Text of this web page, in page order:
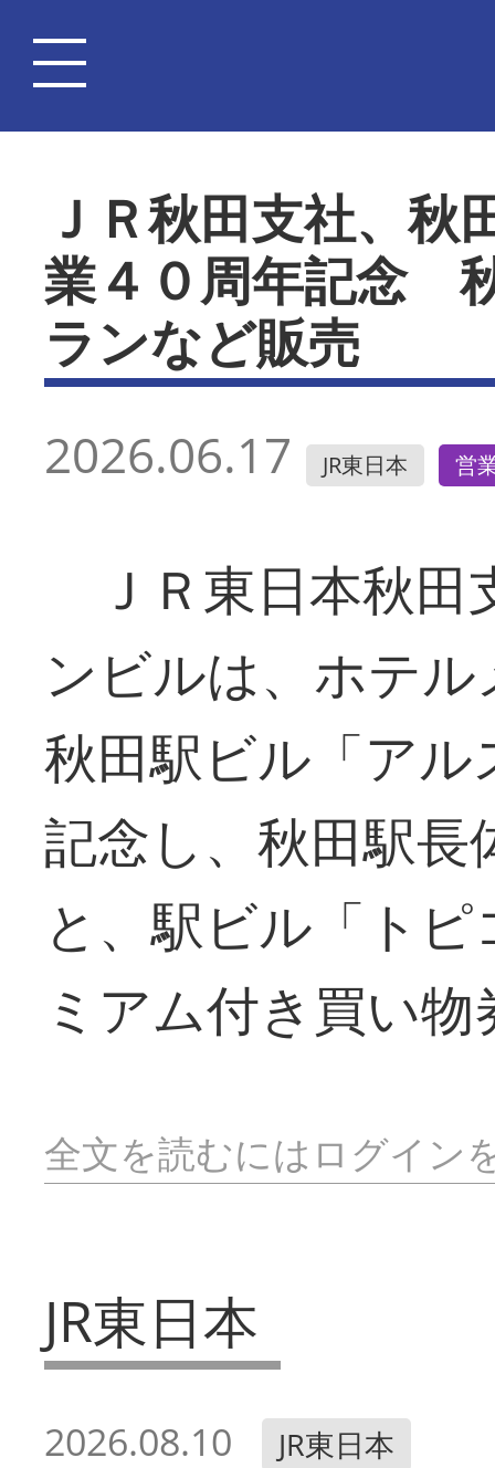
ＪＲ秋田支社、
業４０周年記念
ランなど販売
2026.06.17 JR東日本 営
ＪＲ東日本秋田
ンビルは、ホテ
秋田駅ビル「ア
記念し、秋田駅
と、駅ビル「ト
ミアム付き買い
全文を読むにはログイン
JR東日本
2026.08.10 JR東日本